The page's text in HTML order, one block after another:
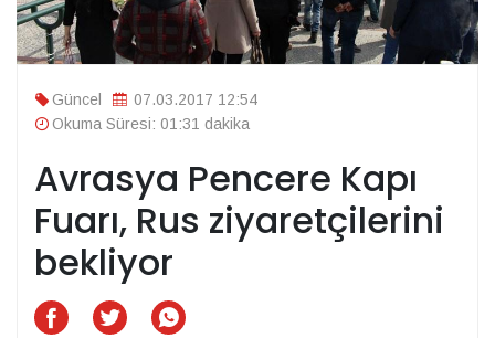
Güncel
07.03.2017 12:54
Okuma Süresi: 01:31 dakika
Avrasya Pencere Kapı
Fuarı, Rus ziyaretçilerini
bekliyor